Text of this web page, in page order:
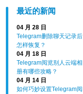
最近的新闻
04 月 28 日
Telegram删除聊天记录后
怎样恢复？
04 月 18 日
Telegram阅览别人云端相
册有哪些攻略？
04 月 14 日
如何巧妙设置Telegram阅